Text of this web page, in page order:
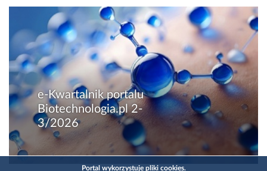
e-Kwartalnik portalu
Biotechnologia.pl 2-
3/2026
Portal wykorzystuje pliki cookies.